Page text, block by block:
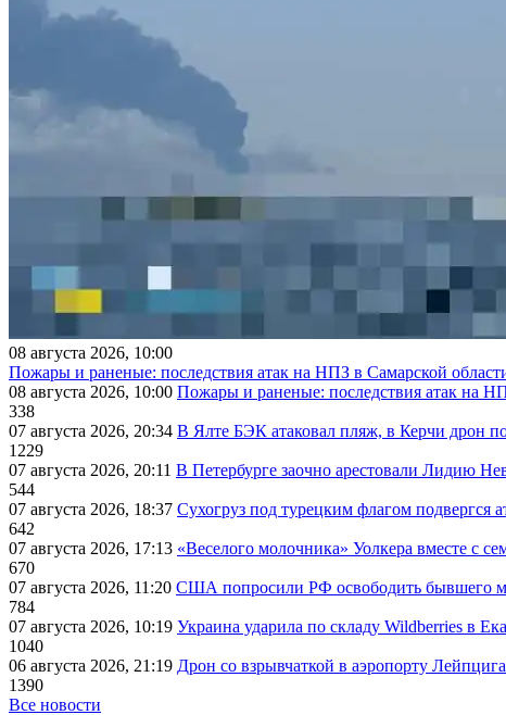
08 августа 2026, 10:00
Пожары и раненые: последствия атак на НПЗ в Самарской
08 августа 2026, 10:00 Пожары и раненые: последствия атак на
338
07 августа 2026, 20:34 В Ялте БЭК атаковал пляж, в Керчи дрон
1229
07 августа 2026, 20:11 В Петербурге заочно арестовали Лидию
544
07 августа 2026, 18:37 Сухогруз под турецким флагом подвергся
642
07 августа 2026, 17:13 «Веселого молочника» Уолкера вместе с
670
07 августа 2026, 11:20 США попросили РФ освободить бывшего
784
07 августа 2026, 10:19 Украина ударила по складу Wildberries в
1040
06 августа 2026, 21:19 Дрон со взрывчаткой в аэропорту
1390
Все новости